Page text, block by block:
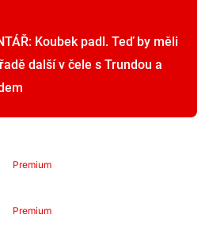
Koubek padl. Teď by měli
další v čele s Trundou a
Premium
Premium